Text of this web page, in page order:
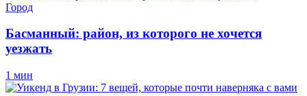
Город
Басманный: район, из которого не хочется
уезжать
1 мин